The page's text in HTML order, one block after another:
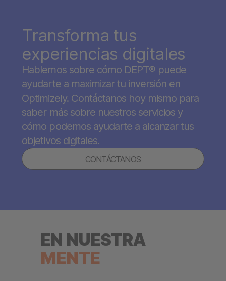
Transforma tus
experiencias digitales
Hablemos sobre cómo DEPT® puede
ayudarte a maximizar tu inversión en
Optimizely. Contáctanos hoy mismo para
saber más sobre nuestros servicios y
cómo podemos ayudarte a alcanzar tus
objetivos digitales.
CONTÁCTANOS
EN NUESTRA
MENTE